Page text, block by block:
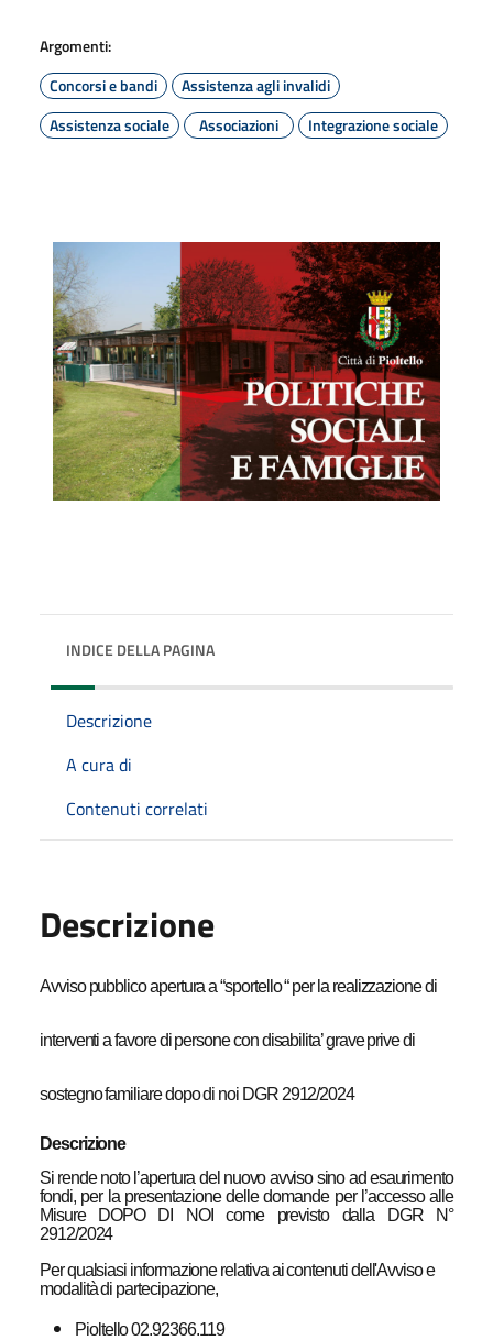
Argomenti:
Concorsi e bandi
Assistenza agli invalidi
Assistenza sociale
Associazioni Integrazione sociale
INDICE DELLA PAGINA
Descrizione
A cura di
Contenuti correlati
Descrizione
Avviso pubblico apertura a “sportello “ per la realizzazione di
interventi a favore di persone con disabilita’ grave prive di
sostegno familiare dopo di noi DGR 2912/2024
Descrizione
Si rende noto l’apertura del nuovo avviso sino ad esaurimento
fondi, per la presentazione delle domande per l’accesso alle
Misure DOPO DI NOI come previsto dalla
DGR N°
2912/2024
Per qualsiasi informazione relativa ai contenuti dell'Avviso e
modalità di partecipazione,
Pioltello 02.92366.119